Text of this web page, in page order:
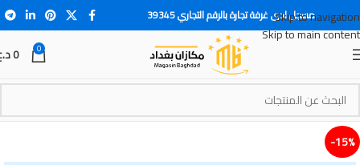
Skip to navigation
Skip to main content
مسجل لدى غرفة تجارة بالرقم التجاري 39345
0
0
15%-